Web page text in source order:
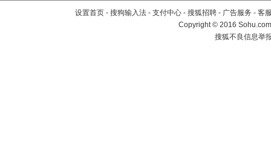
设置首页 - 搜狗输入法 - 支付中心 - 搜狐招聘 - 广告服务 - 客
Copyright©2016
搜狐不良信息举